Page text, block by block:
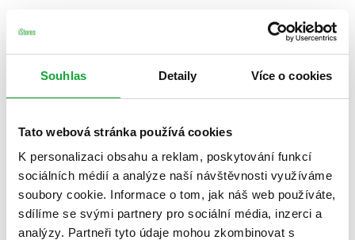
Souhlas Detaily Více o cookies
Tato webová stránka používá cookies
K personalizaci obsahu a reklam, poskytování funkcí
sociálních médií a analýze naší návštěvnosti využíváme
soubory cookie. Informace o tom, jak náš web používáte,
sdílíme se svými partnery pro sociální média, inzerci a
analýzy. Partneři tyto údaje mohou zkombinovat s